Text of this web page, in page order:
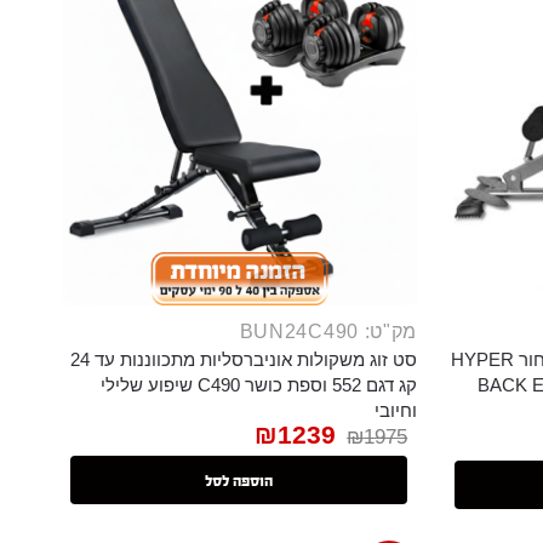
כיסא רומי בייתי מתקפל מתכוונן שחור HYPER
BACK
מק"ט: BUN24C490
סט זוג משקולות אוניברסליות מתכווננות עד 24
קג דגם 552 וספת כושר C490 שיפוע שלילי
וחיובי
₪1975
₪1239
הוספה לסל